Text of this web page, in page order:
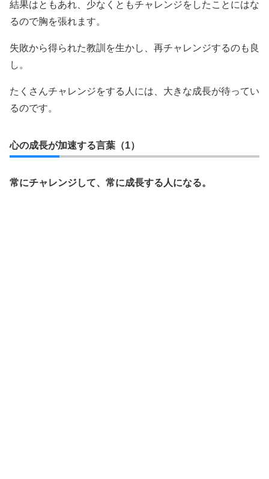
結果はともあれ、少なくともチャレンジをしたことにはな
るので胸を張れます。
失敗から得られた教訓を生かし、再チャレンジするのも良
し。
たくさんチャレンジをする人には、大きな成長が待ってい
るのです。
心の成長が加速する言葉（1）
常にチャレンジして、常に成長する人になる。